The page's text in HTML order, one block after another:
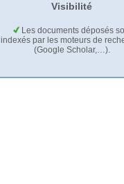
Visibilité
Les documents déposés
indexés par les moteurs de
(Google Scholar,…).